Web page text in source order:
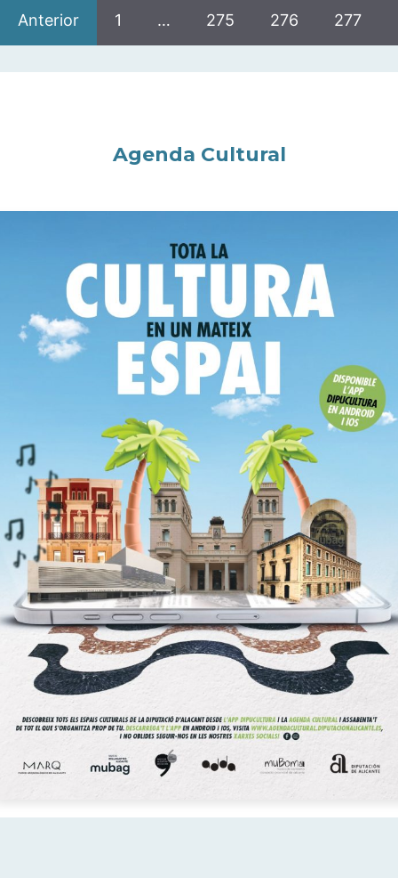
Anterior 1 … 275 276 277
Agenda Cultural